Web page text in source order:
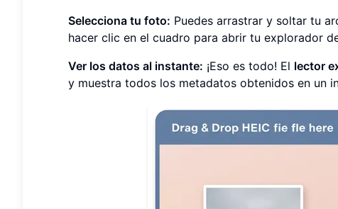
Selecciona tu foto: Puedes arrastrar y soltar tu
hacer clic en el cuadro para abrir tu explorador
Ver los datos al instante: ¡Eso es todo! El lector
y muestra todos los metadatos obtenidos en un